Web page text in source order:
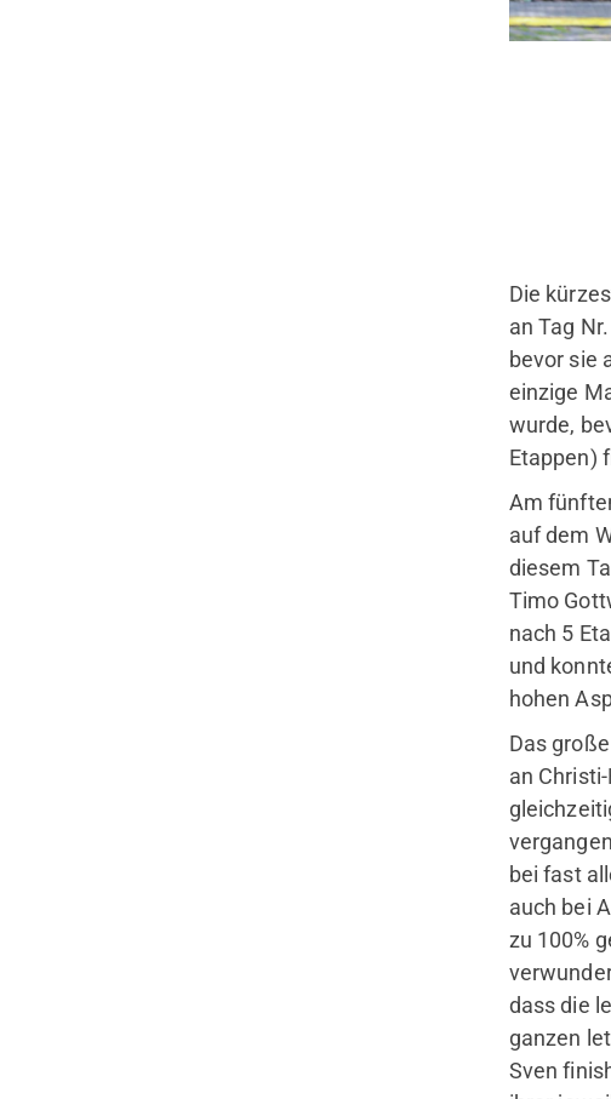
Die
an Tag
bevor sie
einzige
wurde,
Etappen)
Am
auf dem
diesem
Timo
nach 5
und
hohen
Das
an
bei fast
auch bei
zu 100%
dass die
ganzen
Sven